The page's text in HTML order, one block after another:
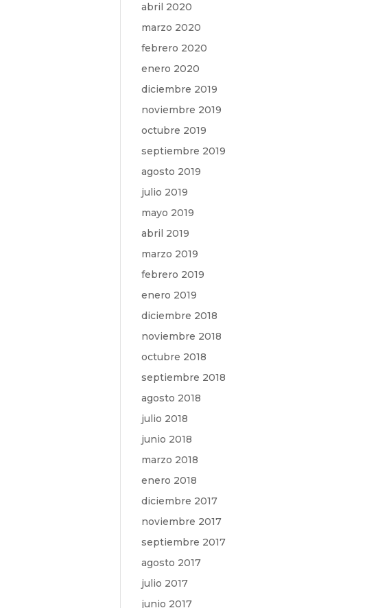
abril 2020
marzo 2020
febrero 2020
enero 2020
diciembre 2019
noviembre 2019
octubre 2019
septiembre 2019
agosto 2019
julio 2019
mayo 2019
abril 2019
marzo 2019
febrero 2019
enero 2019
diciembre 2018
noviembre 2018
octubre 2018
septiembre 2018
agosto 2018
julio 2018
junio 2018
marzo 2018
enero 2018
diciembre 2017
noviembre 2017
septiembre 2017
agosto 2017
julio 2017
junio 2017